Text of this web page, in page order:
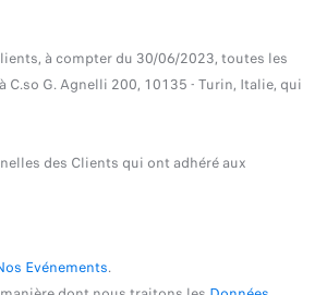
à compter du 30/06/2023, toutes les
G. Agnelli 200, 10135 - Turin, Italie, qui
des Clients qui ont adhéré aux
Evénements.